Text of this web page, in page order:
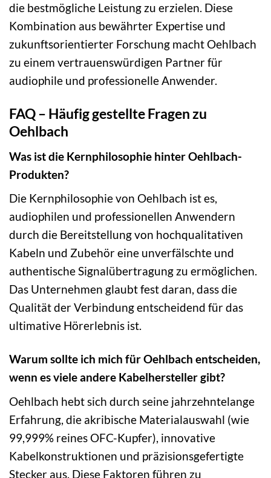
die bestmögliche Leistung zu erzielen. Diese
Kombination aus bewährter Expertise und
zukunftsorientierter Forschung macht Oehlbach
zu einem vertrauenswürdigen Partner für
audiophile und professionelle Anwender.
FAQ – Häufig gestellte Fragen zu
Oehlbach
Was ist die Kernphilosophie hinter Oehlbach-
Produkten?
Die Kernphilosophie von Oehlbach ist es,
audiophilen und professionellen Anwendern
durch die Bereitstellung von hochqualitativen
Kabeln und Zubehör eine unverfälschte und
authentische Signalübertragung zu ermöglichen.
Das Unternehmen glaubt fest daran, dass die
Qualität der Verbindung entscheidend für das
ultimative Hörerlebnis ist.
Warum sollte ich mich für Oehlbach entscheiden,
wenn es viele andere Kabelhersteller gibt?
Oehlbach hebt sich durch seine jahrzehntelange
Erfahrung, die akribische Materialauswahl (wie
99,999% reines OFC-Kupfer), innovative
Kabelkonstruktionen und präzisionsgefertigte
Stecker aus. Diese Faktoren führen zu